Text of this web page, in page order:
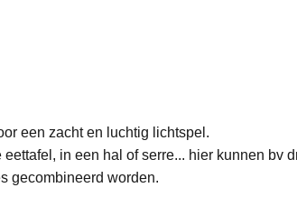
een zacht en luchtig lichtspel.
in een hal of serre... hier kunnen bv
gecombineerd worden.